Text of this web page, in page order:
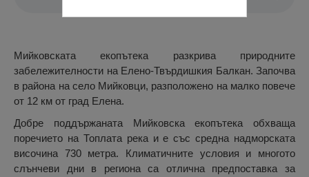
Мийковската екопътека разкрива природните
забележителности на Елено-Твърдишкия Балкан. Започва
в района на село Мийковци, разположено на малко повече
от 12 км от град Елена.
Добре поддържаната Мийковска екопътека обхваща
поречието на Топлата река и е със средна надморската
височина 730 метра. Климатичните условия и многото
слънчеви дни в региона са отлична предпоставка за